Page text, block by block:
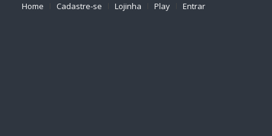
Home
Cadastre-se Lojinha Play Entrar